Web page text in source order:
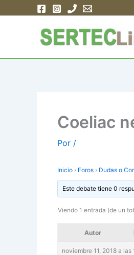
Coeliac
Por /
Inicio › Foros › Dudas o
Este debate tiene 0
Viendo 1 entrada (de un
Autor
noviembre 11, 2018 a las